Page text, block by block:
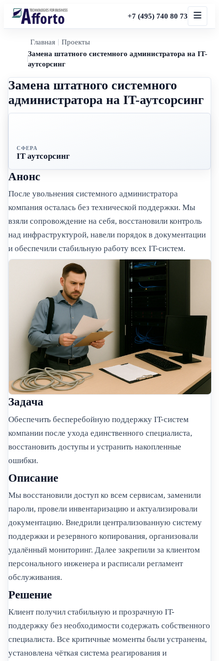
+7 (495) 740 80 73
Главная
Проекты
Замена штатного системного администратора на IT-
аутсорсинг
Замена штатного системного
администратора на IT-аутсорсинг
СФЕРА
IT аутсорсинг
Анонс
После увольнения системного администратора
компания осталась без технической поддержки. Мы
взяли сопровождение на себя, восстановили контроль
над инфраструктурой, навели порядок в документации
и обеспечили стабильную работу всех IT-систем.
Задача
Обеспечить бесперебойную поддержку IT-систем
компании после ухода единственного специалиста,
восстановить доступы и устранить накопленные
ошибки.
Описание
Мы восстановили доступ ко всем сервисам, заменили
пароли, провели инвентаризацию и актуализировали
документацию. Внедрили централизованную систему
поддержки и резервного копирования, организовали
удалённый мониторинг. Далее закрепили за клиентом
персонального инженера и расписали регламент
обслуживания.
Решение
Клиент получил стабильную и прозрачную IT-
поддержку без необходимости содержать собственного
специалиста. Все критичные моменты были устранены,
установлена чёткая система реагирования и